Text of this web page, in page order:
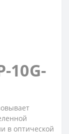
10G-
в оптической